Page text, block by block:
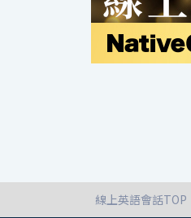
線上英語會話TOP